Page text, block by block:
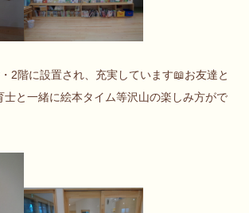
2階に設置され、充実しています📖お友達と
士と一緒に絵本タイム等沢山の楽しみ方がで